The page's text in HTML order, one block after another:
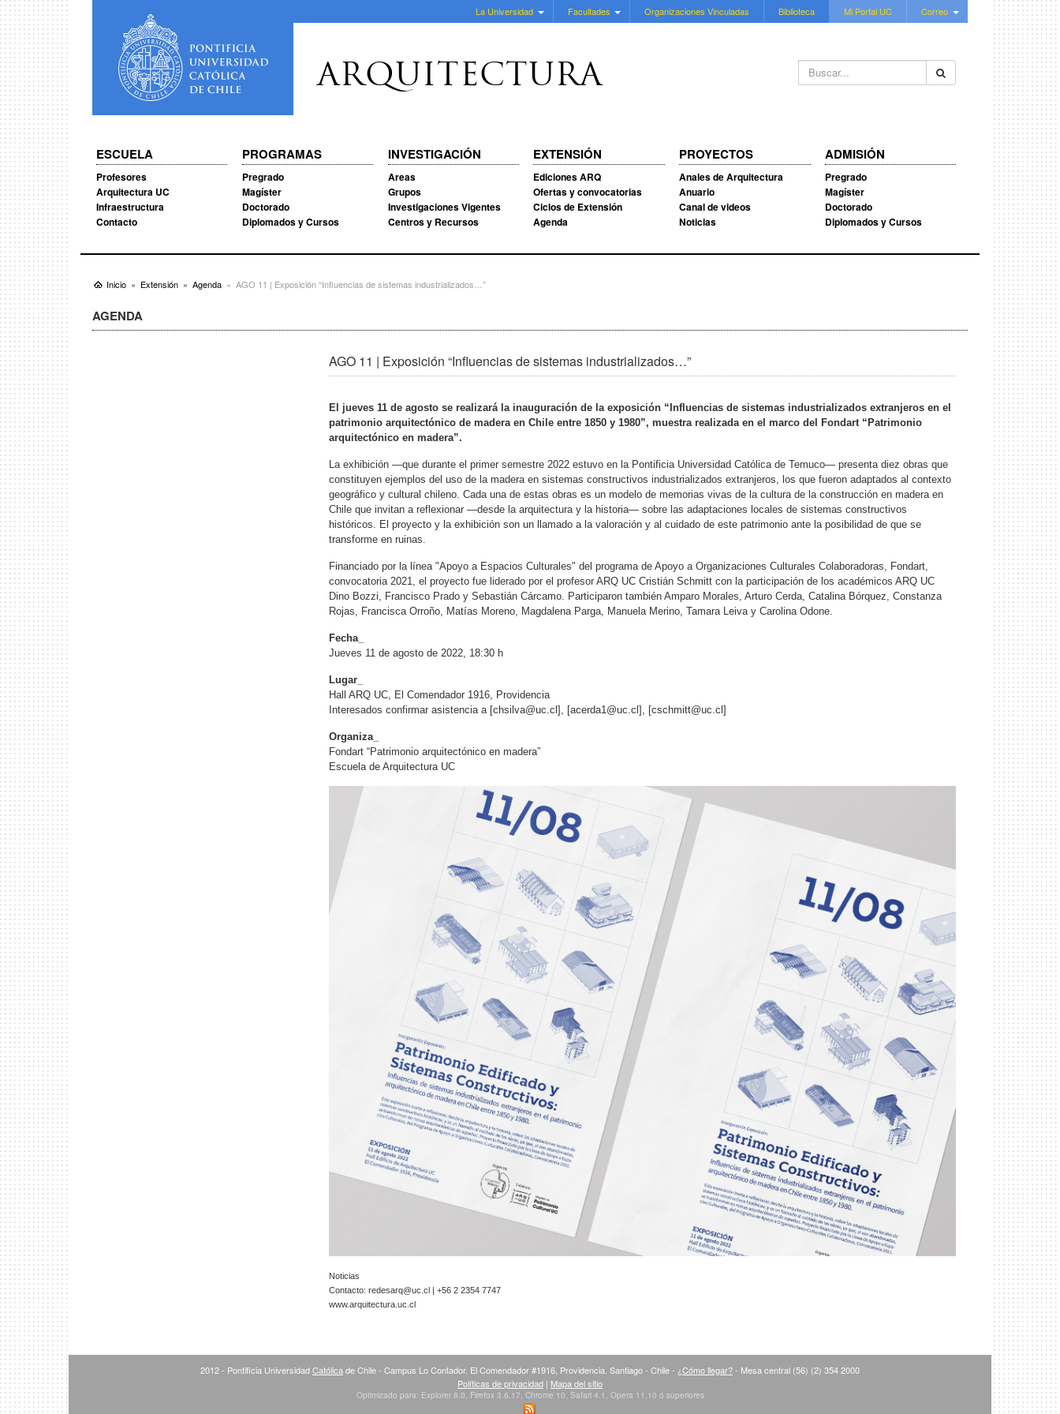
La Universidad Facultades Organizaciones Vinculadas Biblioteca Mi Portal UC Correo
Buscar...
ARQUITECTURA
ESCUELA
Profesores
Arquitectura UC
Infraestructura
Contacto
PROGRAMAS
Pregrado
Magíster
Doctorado
Diplomados y Cursos
INVESTIGACIÓN
Areas
Grupos
Investigaciones Vigentes
Centros y Recursos
EXTENSIÓN
Ediciones ARQ
Ofertas y convocatorias
Ciclos de Extensión
Agenda
PROYECTOS
Anales de Arquitectura
Anuario
Canal de videos
Noticias
ADMISIÓN
Pregrado
Magíster
Doctorado
Diplomados y Cursos
Inicio Extensión Agenda AGO 11 | Exposición “Influencias de sistemas industrializados…”
AGENDA
AGO 11 | Exposición “Influencias de sistemas industrializados…”
El jueves 11 de agosto se realizará la inauguración de la exposición “Influencias de sistemas industrializados extranjeros en el
patrimonio arquitectónico de madera en Chile entre 1850 y 1980”, muestra realizada en el marco del Fondart “Patrimonio
arquitectónico en madera”.
La exhibición —que durante el primer semestre 2022 estuvo en la Pontificia Universidad Católica de Temuco— presenta diez obras que
constituyen ejemplos del uso de la madera en sistemas constructivos industrializados extranjeros, los que fueron adaptados al contexto
geográfico y cultural chileno. Cada una de estas obras es un modelo de memorias vivas de la cultura de la construcción en madera en
Chile que invitan a reflexionar —desde la arquitectura y la historia— sobre las adaptaciones locales de sistemas constructivos
históricos. El proyecto y la exhibición son un llamado a la valoración y al cuidado de este patrimonio ante la posibilidad de que se
transforme en ruinas.
Financiado por la línea "Apoyo a Espacios Culturales" del programa de Apoyo a Organizaciones Culturales Colaboradoras, Fondart,
convocatoria 2021, el proyecto fue liderado por el profesor ARQ UC Cristián Schmitt con la participación de los académicos ARQ UC
Dino Bozzi, Francisco Prado y Sebastián Cárcamo. Participaron también Amparo Morales, Arturo Cerda, Catalina Bórquez, Constanza
Rojas, Francisca Orroño, Matías Moreno, Magdalena Parga, Manuela Merino, Tamara Leiva y Carolina Odone.
Fecha_
Jueves 11 de agosto de 2022, 18:30 h
Lugar_
Hall ARQ UC, El Comendador 1916, Providencia
Interesados confirmar asistencia a [chsilva@uc.cl ], [acerda1@uc.cl ], [cschmitt@uc.cl ]
Organiza_
Fondart “Patrimonio arquitectónico en madera”
Escuela de Arquitectura UC
Noticias
Contacto: redesarq@uc.cl
| +56 2 2354 7747
www.arquitectura.uc.cl
2012 - Pontificia UniversidadCatólicade Chile - Campus Lo Contador. El Comendador #1916, Providencia. Santiago - Chile - ¿Cómo llegar?- Mesa central (56) (2) 354 2000
Políticas de privacidad | Mapa del sitio
Optimizado para: Explorer 8.0, Firefox 3.6.17, Chrome 10, Safari 4.1, Opera 11.10 ó superiores